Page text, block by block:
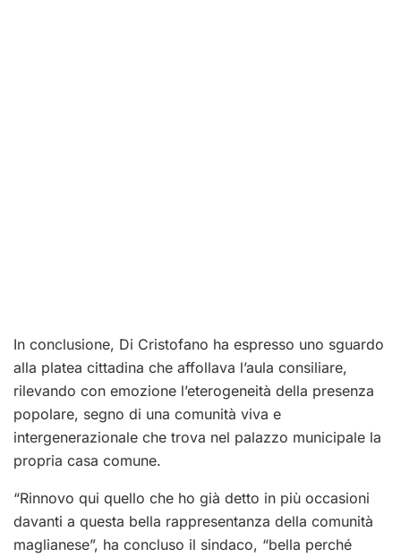
In conclusione, Di Cristofano ha espresso uno sguardo
alla platea cittadina che affollava l’aula consiliare,
rilevando con emozione l’eterogeneità della presenza
popolare, segno di una comunità viva e
intergenerazionale che trova nel palazzo municipale la
propria casa comune.
“Rinnovo qui quello che ho già detto in più occasioni
davanti a questa bella rappresentanza della comunità
maglianese”, ha concluso il sindaco, “bella perché